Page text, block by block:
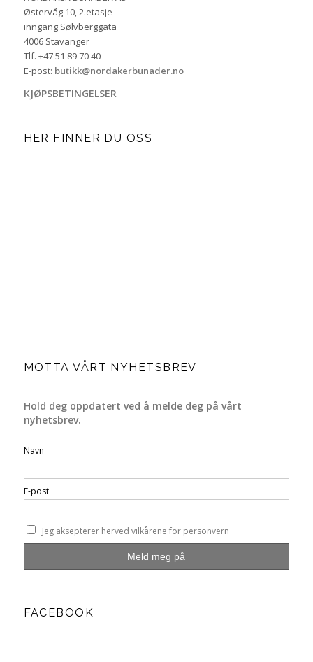
Østervåg 10, 2.etasje
inngang Sølvberggata
4006 Stavanger
Tlf. +47 51 89 70 40
E-post: butikk@nordakerbunader.no
KJØPSBETINGELSER
HER FINNER DU OSS
MOTTA VÅRT NYHETSBREV
Hold deg oppdatert ved å melde deg på vårt
nyhetsbrev.
Navn
E-post
Jeg aksepterer herved vilkårene for personvern
FACEBOOK